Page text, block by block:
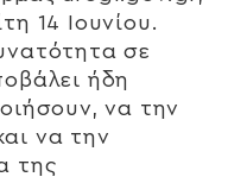
14 Ιουνίου.
σε
ήδη
να την
να την
της